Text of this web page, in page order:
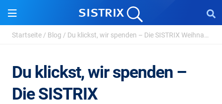
Startseite / Blog / Du klickst, wir spenden – Die SISTRIX Weihnachtsaktion ...
Du klickst, wir spenden –
Die SISTRIX